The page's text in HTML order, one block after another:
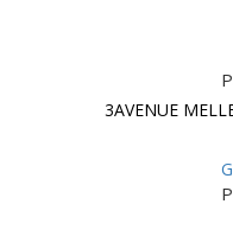
3AVENUE